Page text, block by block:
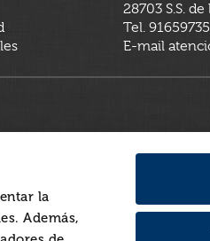
la
Además,
28703 S.S.
Tel.
E-mail